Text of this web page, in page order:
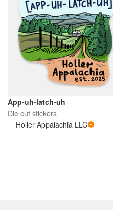
App-uh-latch-uh
Die cut stickers
Holler Appalachia LLC